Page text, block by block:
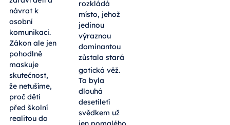
návrat k
osobní
komunikaci.
Zákon ale jen
pohodlně
maskuje
skutečnost,
že netušíme,
proč děti
před školní
realitou do
rozkládá
místo, jehož
jedinou
výraznou
dominantou
zůstala stará
gotická věž.
Ta byla
dlouhá
desetiletí
svědkem už